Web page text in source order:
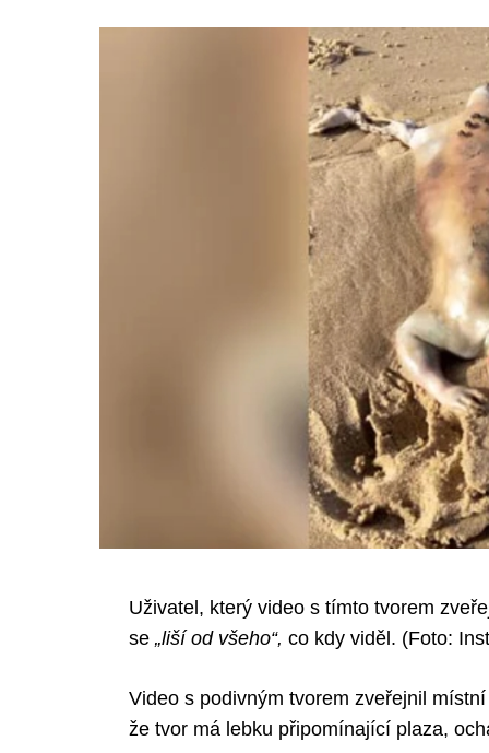
Uživatel, který video s tímto tvorem
se „liší od všeho“, co kdy viděl. (Foto:
Video s podivným tvorem zveřejnil
že tvor má lebku připomínající plaza,